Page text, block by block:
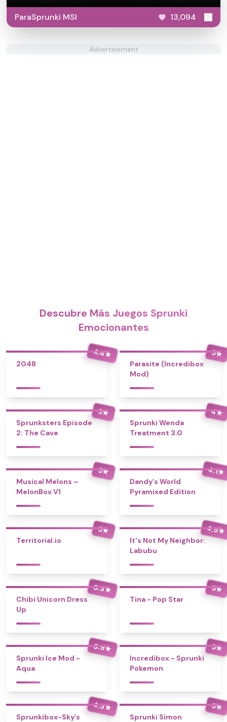
ParaSprunki MSI 13,094
Advertisement
Descubre Más Juegos Sprunki
Emocionantes
4.4★
2048
5★
Parasite (Incredibox
Mod)
5★
Sprunksters Episode
2: The Cave
4★
Sprunki Wenda
Treatment 3.0
5★
Musical Melons –
MelonBox V1
4.1★
Dandy’s World
Pyramixed Edition
5★
Territorial.io
4.5★
It's Not My Neighbor:
Labubu
3.3★
Chibi Unicorn Dress
Up
5★
Tina - Pop Star
3.9★
Sprunki Ice Mod -
Aqua
5★
Incredibox - Sprunki
Pokemon
4.3★
Sprunkibox-Sky’s
5★
Sprunki Simon